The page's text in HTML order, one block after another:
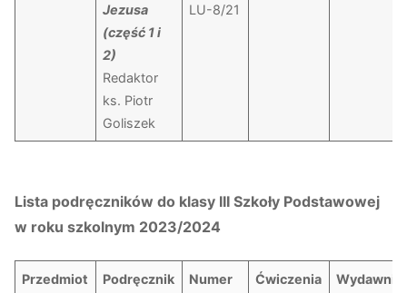
Jezusa
(część 1 i
2)
Redaktor
ks. Piotr
Goliszek
LU-8/21
Lista podręczników do klasy III Szkoły Podstawowej
w roku szkolnym 2023/2024
Przedmiot
Podręcznik
Numer
Ćwiczenia